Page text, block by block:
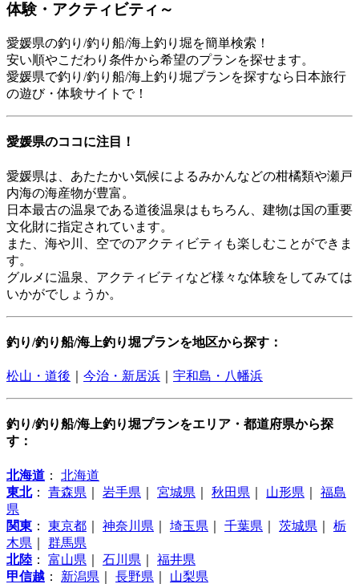
体験・アクティビティ～
愛媛県の釣り/釣り船/海上釣り堀を簡単検索！
安い順やこだわり条件から希望のプランを探せます。
愛媛県で釣り/釣り船/海上釣り堀プランを探すなら日本旅行
の遊び・体験サイトで！
愛媛県のココに注目！
愛媛県は、あたたかい気候によるみかんなどの柑橘類や瀬戸
内海の海産物が豊富。
日本最古の温泉である道後温泉はもちろん、建物は国の重要
文化財に指定されています。
また、海や川、空でのアクティビティも楽しむことができま
す。
グルメに温泉、アクティビティなど様々な体験をしてみては
いかがでしょうか。
釣り/釣り船/海上釣り堀プランを地区から探す：
松山・道後 今治・新居浜 宇和島・八幡浜
釣り/釣り船/海上釣り堀プランをエリア・都道府県から探
す：
北海道 ： 北海道
東北： 青森県 岩手県 宮城県 秋田県 山形県
福島
県
関東 ： 東京都 神奈川県 埼玉県 千葉県 茨城県
栃
木県
群馬県
北陸 ： 富山県 石川県
福井県
甲信越 ： 新潟県 長野県
山梨県